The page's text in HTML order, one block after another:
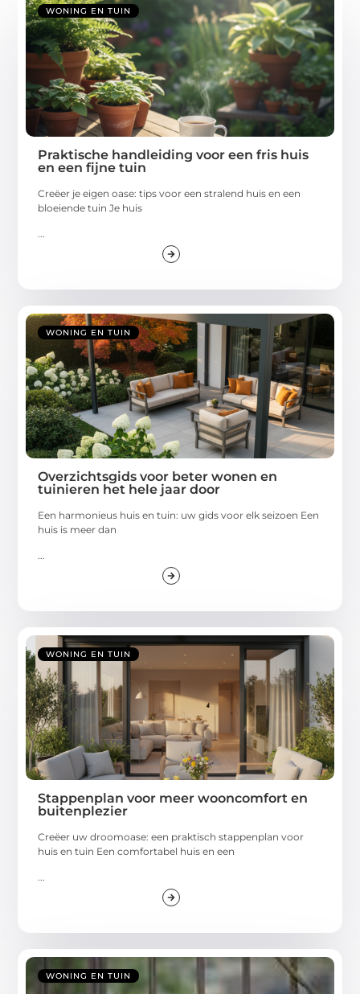
WONING EN TUIN
Praktische handleiding voor een fris huis
en een fijne tuin
Creëer je eigen oase: tips voor een stralend huis en een
bloeiende tuin Je huis
...
WONING EN TUIN
Overzichtsgids voor beter wonen en
tuinieren het hele jaar door
Een harmonieus huis en tuin: uw gids voor elk seizoen Een
huis is meer dan
...
WONING EN TUIN
Stappenplan voor meer wooncomfort en
buitenplezier
Creëer uw droomoase: een praktisch stappenplan voor
huis en tuin Een comfortabel huis en een
...
WONING EN TUIN